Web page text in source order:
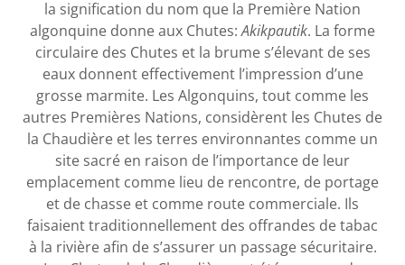
la signification du nom que la Première Nation
algonquine donne aux Chutes:Akikpautik. La forme
circulaire des Chutes et la brume s’élevant de ses
eaux donnent effectivement l’impression d’une
grosse marmite. Les Algonquins, tout comme les
autres Premières Nations, considèrent les Chutes de
la Chaudière et les terres environnantes comme un
site sacré en raison de l’importance de leur
emplacement comme lieu de rencontre, de portage
et de chasse et comme route commerciale. Ils
faisaient traditionnellement des offrandes de tabac
à la rivière afin de s’assurer un passage sécuritaire.